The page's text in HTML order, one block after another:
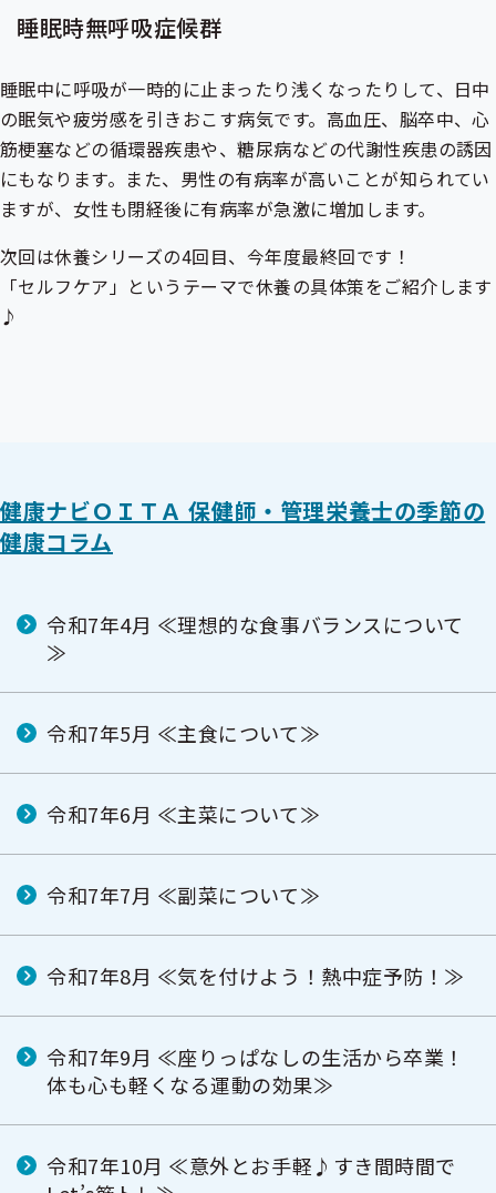
睡眠時無呼吸症候群
睡眠中に呼吸が一時的に止まったり浅くなったりして、日中
の眠気や疲労感を引きおこす病気です。高血圧、脳卒中、心
筋梗塞などの循環器疾患や、糖尿病などの代謝性疾患の誘因
にもなります。また、男性の有病率が高いことが知られてい
ますが、女性も閉経後に有病率が急激に増加します。
次回は休養シリーズの4回目、今年度最終回です！
「セルフケア」というテーマで休養の具体策をご紹介します
♪
健康ナビＯＩＴＡ 保健師・管理栄養士の季節の
健康コラム
令和7年4月 ≪理想的な食事バランスについて
≫
令和7年5月 ≪主食について≫
令和7年6月 ≪主菜について≫
令和7年7月 ≪副菜について≫
令和7年8月 ≪気を付けよう！熱中症予防！≫
令和7年9月 ≪座りっぱなしの生活から卒業！
体も心も軽くなる運動の効果≫
令和7年10月 ≪意外とお手軽♪すき間時間で